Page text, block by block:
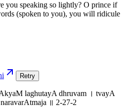
you speaking so lightly? O prince if
(spoken to you), you will ridicule
Retry
laghutayA dhruvam । tvayA
॥ 2-27-2